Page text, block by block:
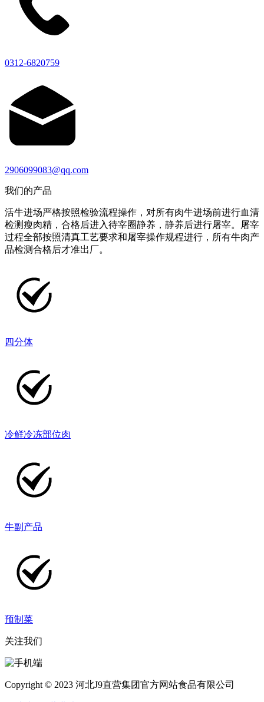
0312-6820759
2906099083@qq.com
我们的产品
活牛进场严格按照检验流程操作，对所有肉牛进场前进行血清
检测瘦肉精，合格后进入待宰圈静养，静养后进行屠宰。屠宰
过程全部按照清真工艺要求和屠宰操作规程进行，所有牛肉产
品检测合格后才准出厂。
四分体
冷鲜冷冻部位肉
牛副产品
预制菜
关注我们
Copyright © 2023 河北J9直营集团官方网站食品有限公司